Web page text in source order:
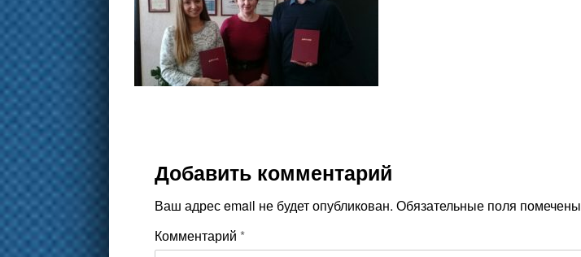
Добавить комментарий
Ваш адрес email не будет опубликован. Обязательные поля помечены
Комментарий *